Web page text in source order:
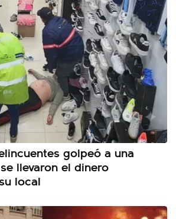
golpeó a una
llevaron el dinero
local